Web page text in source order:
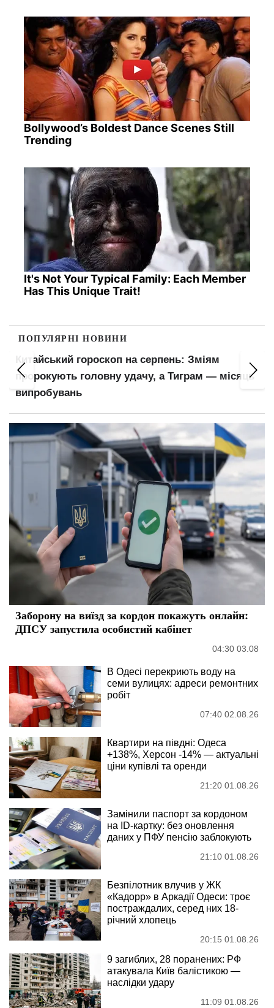
Bollywood’s Boldest Dance Scenes Still
Trending
It's Not Your Typical Family: Each Member
Has This Unique Trait!
ПОПУЛЯРНІ НОВИНИ
Китайський гороскоп на серпень: Зміям
пророкують головну удачу, а Тиграм — місяць
випробувань
Заборону на виїзд за кордон покажуть онлайн:
ДПСУ запустила особистий кабінет
04:30 03.08
В Одесі перекриють воду на
семи вулицях: адреси ремонтних
робіт
07:40 02.08.26
Квартири на півдні: Одеса
+138%, Херсон -14% — актуальні
ціни купівлі та оренди
21:20 01.08.26
Замінили паспорт за кордоном
на ID-картку: без оновлення
даних у ПФУ пенсію заблокують
21:10 01.08.26
Безпілотник влучив у ЖК
«Кадорр» в Аркадії Одеси: троє
постраждалих, серед них 18-
річний хлопець
20:15 01.08.26
9 загиблих, 28 поранених: РФ
атакувала Київ балістикою —
наслідки удару
11:09 01.08.26